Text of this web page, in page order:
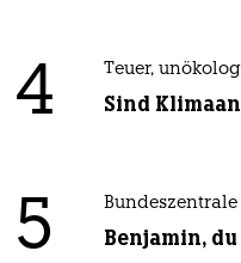
4 Teuer,
Sind
5 Benjamin,